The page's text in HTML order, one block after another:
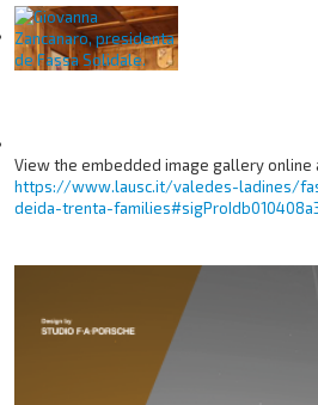
View the embedded image gallery online
https://www.lausc.it/valedes-ladines/
deida-trenta-